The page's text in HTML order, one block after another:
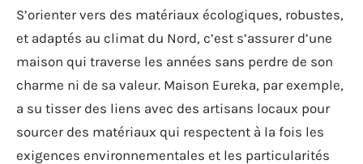
S’orienter vers des matériaux écologiques, robustes,
et adaptés au climat du Nord, c’est s’assurer d’une
maison qui traverse les années sans perdre de son
charme ni de sa valeur. Maison Eureka, par exemple,
a su tisser des liens avec des artisans locaux pour
sourcer des matériaux qui respectent à la fois les
exigences environnementales et les particularités